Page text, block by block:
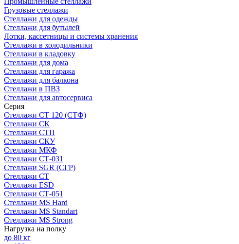
Грузовые стеллажи
Стеллажи для одежды
Стеллажи для бутылей
Лотки, кассетницы и системы хранения
Стеллажи в холодильники
Стеллажи в кладовку
Стеллажи для дома
Стеллажи для гаража
Стеллажи для балкона
Стеллажи в ПВЗ
Стеллажи для автосервиса
Серия
Стеллажи СТ 120 (СТФ)
Стеллажи СК
Стеллажи СТП
Стеллажи СКУ
Стеллажи МКФ
Стеллажи СТ-031
Стеллажи SGR (СГР)
Стеллажи СТ
Стеллажи ESD
Стеллажи СТ-051
Стеллажи MS Hard
Стеллажи MS Standart
Стеллажи MS Strong
Нагрузка на полку
до 80 кг